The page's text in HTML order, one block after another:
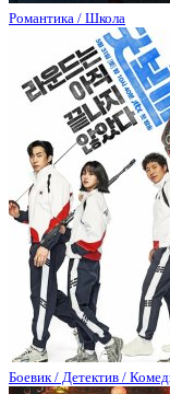
Романтика / Школа
Боевик / Детектив /